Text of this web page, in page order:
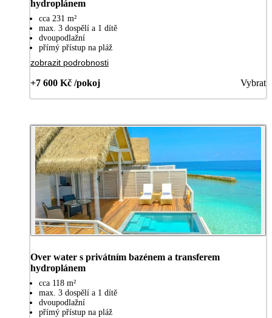
hydroplánem
cca 231 m²
max. 3 dospělí a 1 dítě
dvoupodlažní
přímý přístup na pláž
zobrazit podrobnosti
+7 600 Kč /pokoj Vybrat
Over water s privátním bazénem a transferem
hydroplánem
cca 118 m²
max. 3 dospělí a 1 dítě
dvoupodlažní
přímý přístup na pláž